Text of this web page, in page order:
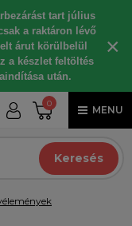
tart július
a raktáron lévő
árut körülbelül
a készlet feltöltés
után.
×
0
MENU
Keresés